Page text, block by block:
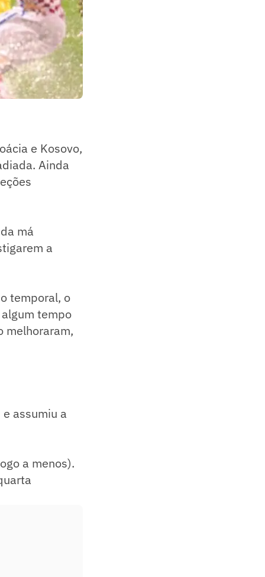
e Kosovo,
Ainda
má
a
temporal, o
tempo
melhoraram,
assumiu a
a menos).